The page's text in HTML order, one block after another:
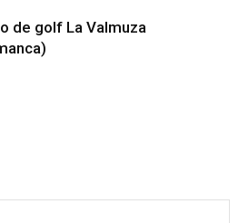
de golf La Valmuza